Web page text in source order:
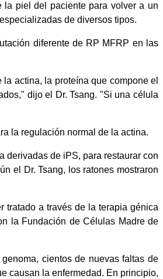
la piel del paciente para volver a un
de diversos tipos.
diferente de RP MFRP en las
actina, la proteína que compone el
dijo el Dr. Tsang. "Si una célula
la regulación normal de la actina.
derivadas de iPS, para restaurar con
el Dr. Tsang, los ratones mostraron
tratado a través de la terapia génica
la Fundación de Células Madre de
cientos de nuevas faltas de
causan la enfermedad. En principio,